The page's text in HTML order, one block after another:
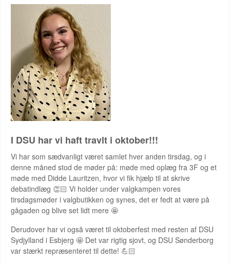
I DSU har vi haft travlt i oktober!!!
Vi har som sædvanligt været samlet hver anden tirsdag, og i
denne måned stod de møder på: møde med oplæg fra 3F og et
møde med Didde Lauritzen, hvor vi fik hjælp til at skrive
debatindlæg 👏🏻 Vi holder under valgkampen vores
tirsdagsmøder i valgbutikken og synes, det er fedt at være på
gågaden og blive set lidt mere 🤩
Derudover har vi også været til oktoberfest med resten af DSU
Sydjylland i Esbjerg 🤩 Det var rigtig sjovt, og DSU Sønderborg
var stærkt repræsenteret til dette! 💪🏻